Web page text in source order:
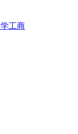
工商